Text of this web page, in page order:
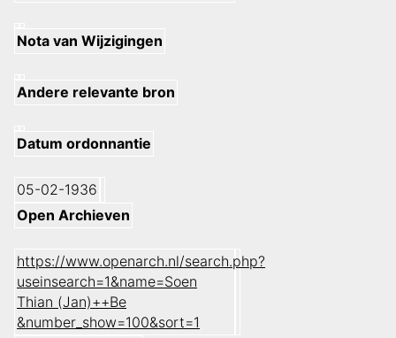
Nota van Wijzigingen
Andere relevante bron
Datum ordonnantie
05-02-1936
Open Archieven
https://www.openarch.nl/search.php?
useinsearch=1&name=Soen
Thian (Jan)++Be
&number_show=100&sort=1